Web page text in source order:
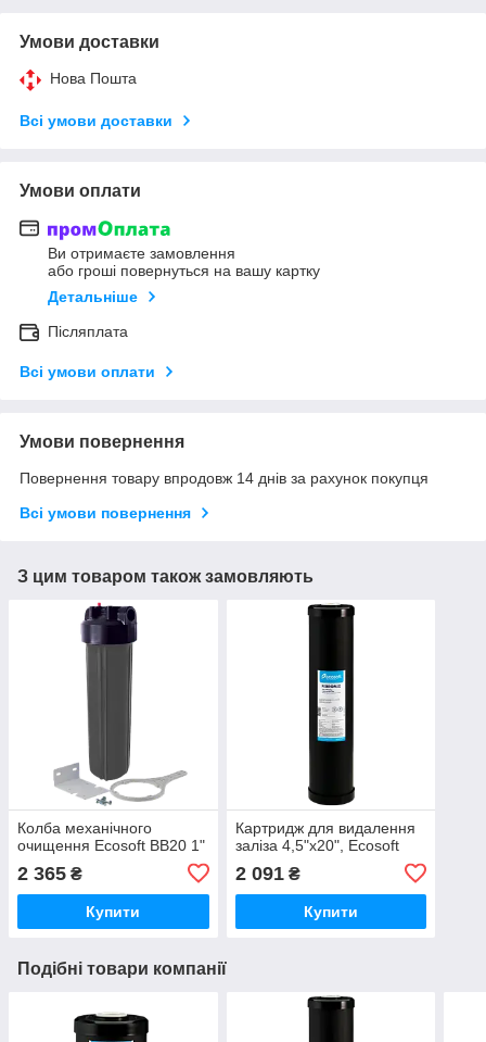
Умови доставки
Нова Пошта
Всі умови доставки
Умови оплати
Ви отримаєте замовлення
або гроші повернуться на вашу картку
Детальніше
Післяплата
Всі умови оплати
Умови повернення
Повернення товару впродовж 14 днів за рахунок покупця
Всі умови повернення
З цим товаром також замовляють
Колба механічного
очищення Ecosoft BB20 1"
2 365 ₴
Купити
Картридж для видалення
заліза 4,5"х20", Ecosoft
2 091₴
Купити
Подібні товари компанії